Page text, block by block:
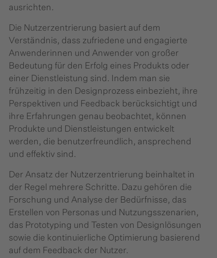
ausrichten.
Die Nutzerzentrierung basiert auf dem
Verständnis, dass zufriedene und engagierte
Anwenderinnen und Anwender von großer
Bedeutung für den Erfolg eines Produkts oder
einer Dienstleistung sind. Indem man sie
frühzeitig in den Designprozess einbezieht, ihre
Perspektiven und Feedback berücksichtigt und
ihre Erfahrungen genau beobachtet, können
Produkte und Dienstleistungen entwickelt
werden, die benutzerfreundlich, ansprechend
und effektiv sind.
Der Ansatz der Nutzerzentrierung beinhaltet in
der Regel mehrere Schritte. Dazu gehören die
Forschung und Analyse der Bedürfnisse, das
Erstellen von Personas und Nutzungsszenarien,
das Prototyping und Testen von Designlösungen
sowie die kontinuierliche Optimierung basierend
auf dem Feedback der Nutzer.